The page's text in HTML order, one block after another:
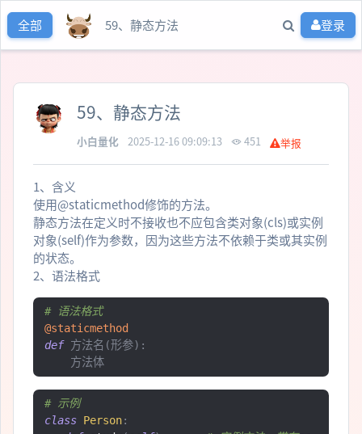
全部 59、静态方法 登录
59、静态方法
小白量化 2025-12-16 09:09:13 451 举报
1、含义
使用@staticmethod修饰的方法。
静态方法在定义时不接收也不应包含类对象(cls)或实例
对象(self)作为参数，因为这些方法不依赖于类或其实例
的状态。
2、语法格式
# 语法格式
@staticmethod
def 方法名(形参):
方法体
# 示例
class Person: